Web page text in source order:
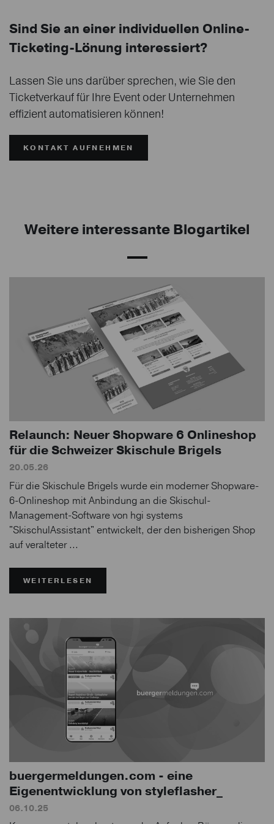
Sind Sie an einer individuellen Online-
Ticketing-Lönung interessiert?
Lassen Sie uns darüber sprechen, wie Sie den
Ticketverkauf für Ihre Event oder Unternehmen
effizient automatisieren können!
KONTAKT AUFNEHMEN
Weitere interessante Blogartikel
Relaunch: Neuer Shopware 6 Onlineshop
für die Schweizer Skischule Brigels
20.05.26
Für die Skischule Brigels wurde ein moderner Shopware-
6-Onlineshop mit Anbindung an die Skischul-
Management-Software von hgi systems
"SkischulAssistant" entwickelt, der den bisherigen Shop
auf veralteter ...
WEITERLESEN
buergermeldungen.com - eine
Eigenentwicklung von styleflasher_
06.10.25